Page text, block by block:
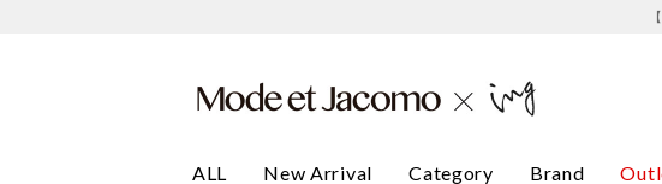
ALL New Arrival Category Brand